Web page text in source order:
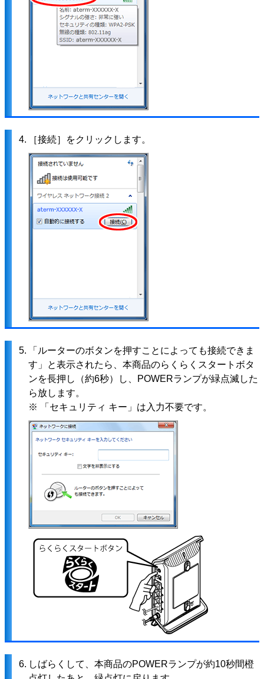
4. ［接続］をクリックします。
5.
「ルーターのボタンを押すことによっても接続できま
す」と表示されたら、本商品のらくらくスタートボタ
ンを長押し（約6秒）し、POWERランプが緑点滅した
ら放します。
※ 「セキュリティ キー」は入力不要です。
6. しばらくして、本商品のPOWERランプが約10秒間橙